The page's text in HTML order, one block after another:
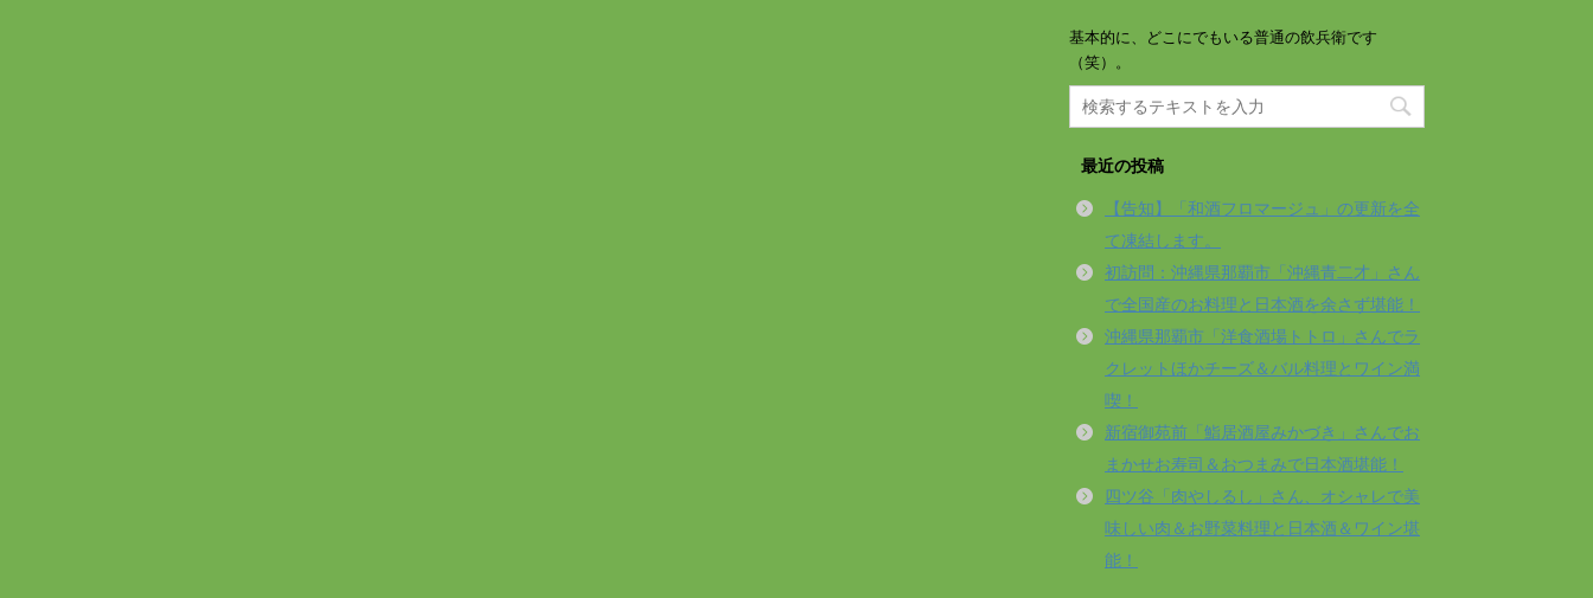
基本的に、どこにでもいる普通の飲兵衛です
（笑）。
最近の投稿
【告知】「和酒フロマージュ」の更新を全
て凍結します。
初訪問：沖縄県那覇市「沖縄青二才」さん
で全国産のお料理と日本酒を余さず堪能！
沖縄県那覇市「洋食酒場トトロ」さんでラ
クレットほかチーズ＆バル料理とワイン満
喫！
新宿御苑前「鮨居酒屋みかづき」さんでお
まかせお寿司＆おつまみで日本酒堪能！
四ツ谷「肉やしるし」さん、オシャレで美
味しい肉＆お野菜料理と日本酒＆ワイン堪
能！